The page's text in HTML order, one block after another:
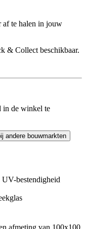
af te halen in jouw
& Collect beschikbaar.
in de winkel te
andere bouwmarkten
bestendigheid
afmeting van 100x100